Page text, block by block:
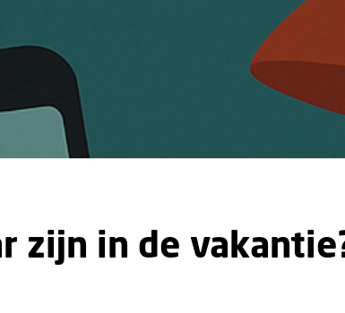
zijn in de